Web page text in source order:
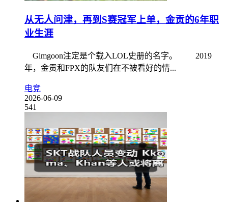
从无人问津，再到S赛冠军上单，金贡的6年职
业生涯
Gimgoon注定是个载入LOL史册的名字。 2019
年，金贡和FPX的队友们在不被看好的情...
电竞
2026-06-09
541